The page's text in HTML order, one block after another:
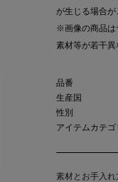
が生じる場合が
※画像の商品は
素材等が若干異
品番
生産国
性別
アイテムカテゴ
素材とお手入れ